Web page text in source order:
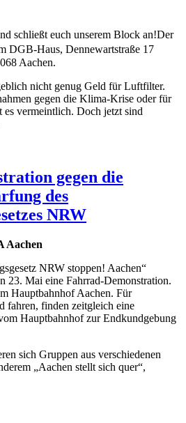
schließt euch unserem Block an!Der
DGB-Haus, Dennewartstraße 17
Aachen.
nicht genug Geld für Luftfilter.
gegen die Klima-Krise oder für
es vermeintlich. Doch jetzt sind
gegen die
des
NRW
Aachen
NRW stoppen! Aachen“
23. Mai eine Fahrrad-Demonstration.
Hauptbahnhof Aachen. Für
fahren, finden zeitgleich eine
Hauptbahnhof zur Endkundgebung
sich Gruppen aus verschiedenen
„Aachen stellt sich quer“,